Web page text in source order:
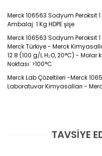
Merck 106563 Sodyum
Ambalaj: 1 Kg HDPE şişe
Merck 106563 Sodyum
Merck Türkiye - Merck
12.8 (100 g/l, H₂O, 20°C) -
Noktası: >100°C
Merck Lab Çözeltileri -Merck
Laboratuvar Kimyasalları -
Bu ürüne ilk
TAVSİYE